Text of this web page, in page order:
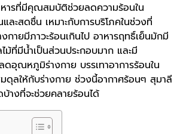
หารที่มีคุณสมบัติช่วยลดความร้อนใน
ละสดชื่น เหมาะกับการบริโภคในช่วงที่
กายมีภาวะร้อนเกินไป อาหารฤทธิ์เย็นมักมี
ม้ที่มีน้ำเป็นส่วนประกอบมาก และมี
อุณหภูมิร่างกาย บรรเทาอาการร้อนใน
มดุลให้กับร่างกาย ช่วงนี้อากาศร้อนๆ สุมาลี
บ้างที่จะช่วยคลายร้อนได้